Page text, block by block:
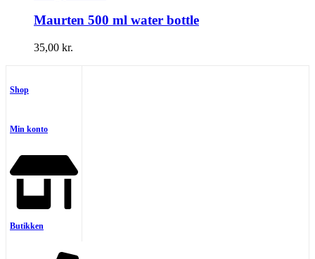
Maurten 500 ml water bottle
35,00 kr.
Shop
Min konto
Butikken